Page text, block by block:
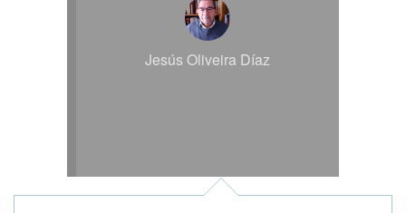
Jesús Oliveira Díaz